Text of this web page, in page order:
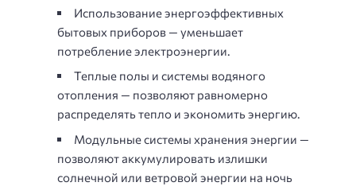
Использование энергоэффективных
бытовых приборов — уменьшает
потребление электроэнергии.
Теплые полы и системы водяного
отопления — позволяют равномерно
распределять тепло и экономить энергию.
Модульные системы хранения энергии —
позволяют аккумулировать излишки
солнечной или ветровой энергии на ночь